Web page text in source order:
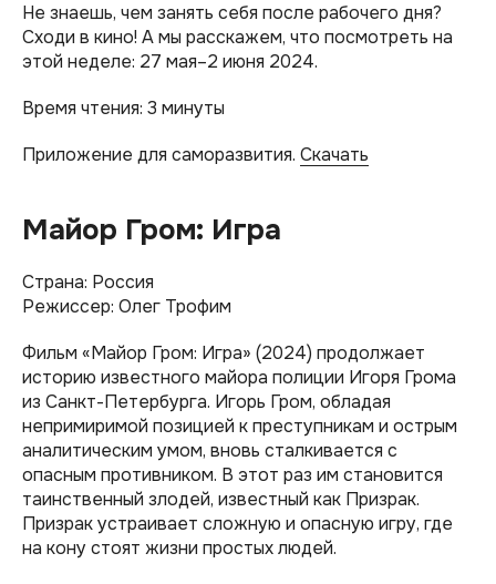
Не знаешь, чем занять себя после рабочего дня?
Сходи в кино! А мы расскажем, что посмотреть на
этой неделе: 27 мая–2 июня 2024.
Время чтения: 3 минуты
Приложение для саморазвития. Скачать
Майор Гром: Игра
Страна: Россия
Режиссер: Олег Трофим
Фильм «Майор Гром: Игра» (2024) продолжает
историю известного майора полиции Игоря Грома
из Санкт-Петербурга. Игорь Гром, обладая
непримиримой позицией к преступникам и острым
аналитическим умом, вновь сталкивается с
опасным противником. В этот раз им становится
таинственный злодей, известный как Призрак.
Призрак устраивает сложную и опасную игру, где
на кону стоят жизни простых людей.